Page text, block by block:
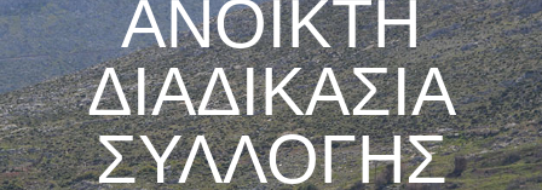
ΑΝΟΙΚΤΗ
ΔΙΑΔΙΚΑΣΙΑ
ΣΥΛΛΟΓΗΣ